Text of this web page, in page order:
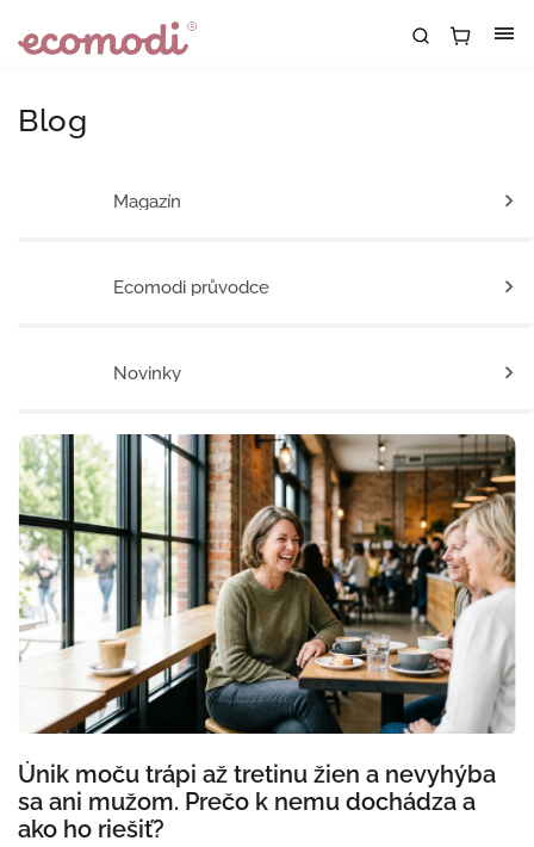
Blog
Magazín
Ecomodi průvodce
Novinky
Únik moču trápi až tretinu žien a nevyhýba
sa ani mužom. Prečo k nemu dochádza a
ako ho riešiť?